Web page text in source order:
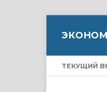
ТЕКУЩИЙ